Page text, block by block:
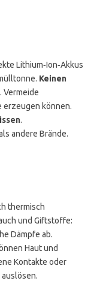
Lithium‑Ion‑Akkus
Keinen
. Vermeide
erzeugen können.
.
andere Brände.
thermisch
und Giftstoffe:
Dämpfe ab.
Haut und
Kontakte oder